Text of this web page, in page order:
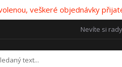
veškeré objednávky
Nevíte si